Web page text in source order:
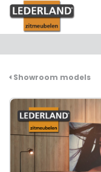
Showroom models